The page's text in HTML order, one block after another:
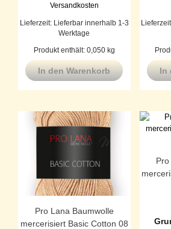
Versandkosten
Lieferzeit: Lieferbar innerhalb 1-3
Werktage
Produkt enthält: 0,050 kg
In den Warenkorb In
Pro Lana Baumwolle
mercerisiert Basic Cotton 08